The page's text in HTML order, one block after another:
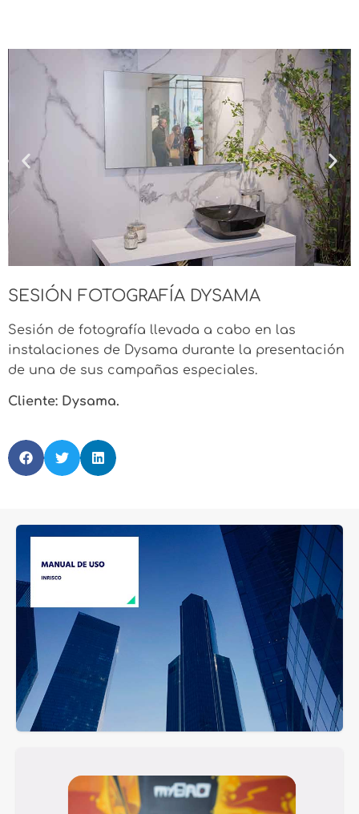
SESIÓN FOTOGRAFÍA DYSAMA
Sesión de fotografía llevada a cabo en las
instalaciones de Dysama durante la presentación
de una de sus campañas especiales.
Cliente: Dysama.